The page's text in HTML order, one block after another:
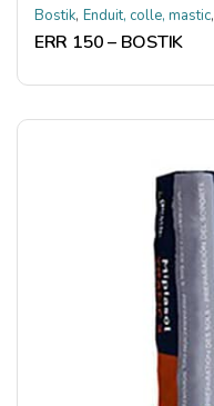
Bostik, Enduit, colle, mastic,
ERR 150 – BOSTIK